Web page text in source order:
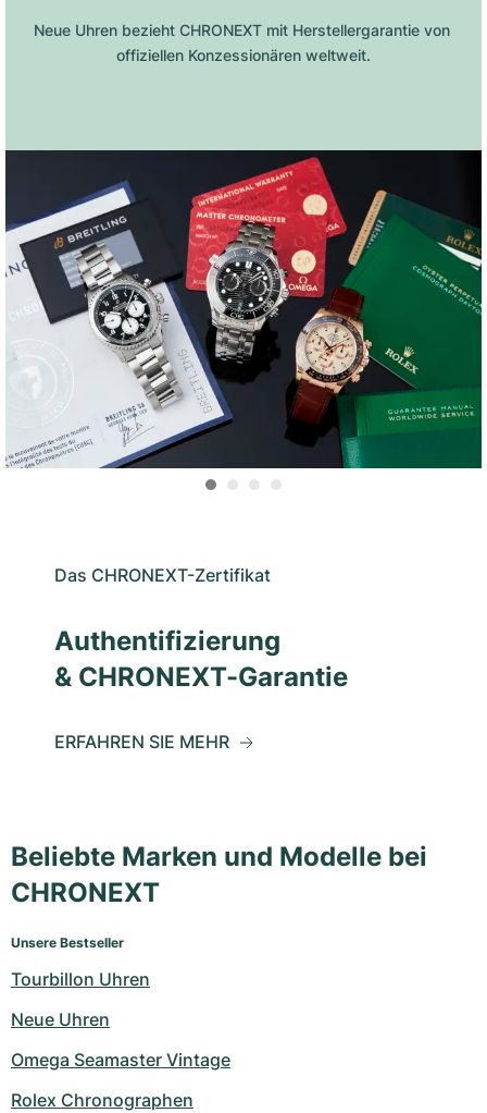
Neue Uhren bezieht CHRONEXT mit Herstellergarantie von
offiziellen Konzessionären weltweit.
Das CHRONEXT-Zertifikat
Authentifizierung
& CHRONEXT-Garantie
ERFAHREN SIE MEHR
Beliebte Marken und Modelle bei
CHRONEXT
Unsere Bestseller
Tourbillon Uhren
Neue Uhren
Omega Seamaster Vintage
Rolex Chronographen